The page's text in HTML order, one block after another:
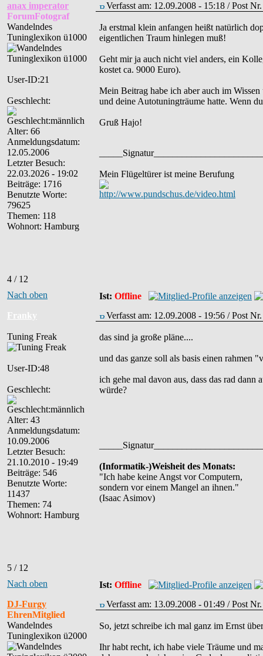
anax imperator
ForumFotograf
Wandelndes
Tuninglexikon ü1000
User-ID:21
Geschlecht:
Alter: 66
Anmeldungsdatum:
12.05.2006
Letzter Besuch:
22.03.2026 - 19:02
Beiträge: 1716
Benutzte Worte:
79625
Themen: 118
Wohnort: Hamburg
4 / 12
Verfasst am: 12.09.2008 - 15:18 / Post
Ja erstmal klein anfangen heißt natürlich
eigentlichen Traum hinlegen muß!
Geht mir ja auch nicht viel anders, ein
kostet ca. 9000 Euro).
Mein Beitrag habe ich aber auch im
und deine Autotuningträume hatte. Wenn
Gruß Hajo!
Mein Flügeltürer ist meine Berufung
http://www.pundschus.de/video.html
Nach oben Ist: Offline
Franky
Tuning Freak
User-ID:48
Geschlecht:
Alter: 43
Anmeldungsdatum:
10.09.2006
Letzter Besuch:
21.10.2010 - 19:49
Beiträge: 546
Benutzte Worte:
11437
Themen: 74
Wohnort: Hamburg
5 / 12
Verfasst am: 12.09.2008 - 19:56 / Post
das sind ja große pläne....
und das ganze soll als basis einen rahmen
ich gehe mal davon aus, dass das rad
würde?
(Informatik-)Weisheit des Monats:
"Ich habe keine Angst vor Computern,
sondern vor einem Mangel an ihnen."
(Isaac Asimov)
Nach oben Ist: Offline
DJ-Furgy
EhrenMitglied
Wandelndes
Tuninglexikon ü2000
Verfasst am: 13.09.2008 - 01:49 / Post
So, jetzt schreibe ich mal ganz im Ernst
Ihr habt recht, ich habe viele Träume und